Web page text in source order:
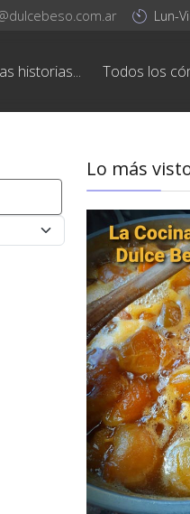
Lun-
historias... Todos los
Lo más